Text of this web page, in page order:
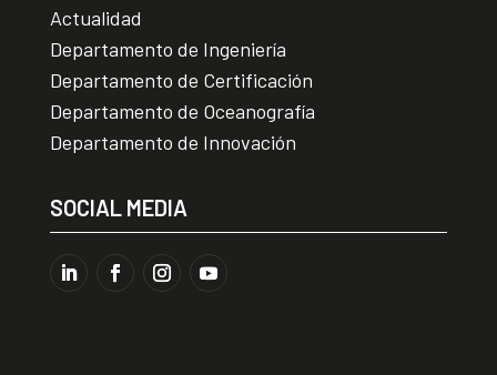
Actualidad
Departamento de Ingeniería
Departamento de Certificación
Departamento de Oceanografía
Departamento de Innovación
SOCIAL MEDIA